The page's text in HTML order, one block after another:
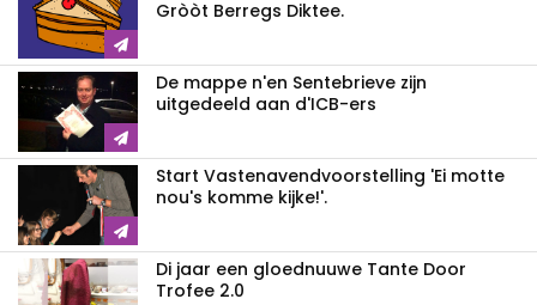
Gròòt Berregs Diktee.
De mappe n'en Sentebrieve zijn
uitgedeeld aan d'ICB-ers
Start Vastenavendvoorstelling 'Ei motte
nou's komme kijke!'.
Di jaar een gloednuuwe Tante Door
Trofee 2.0